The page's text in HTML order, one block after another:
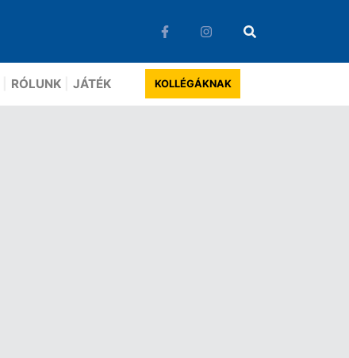
RÓLUNK JÁTÉK KOLLÉGÁKNAK